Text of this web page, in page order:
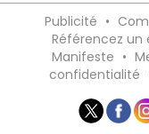
Publicité •
Référencez
Manifeste •
confidentialité